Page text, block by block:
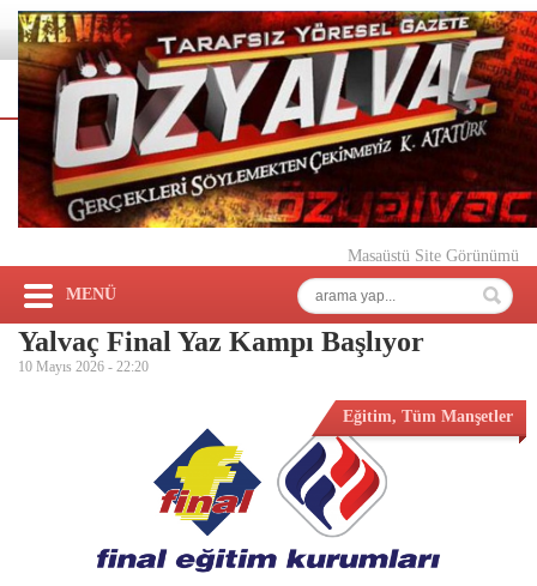
Masaüstü Site Görünümü
MENÜ
Yalvaç Final Yaz Kampı Başlıyor
10 Mayıs 2026 - 22:20
Eğitim, Tüm Manşetler